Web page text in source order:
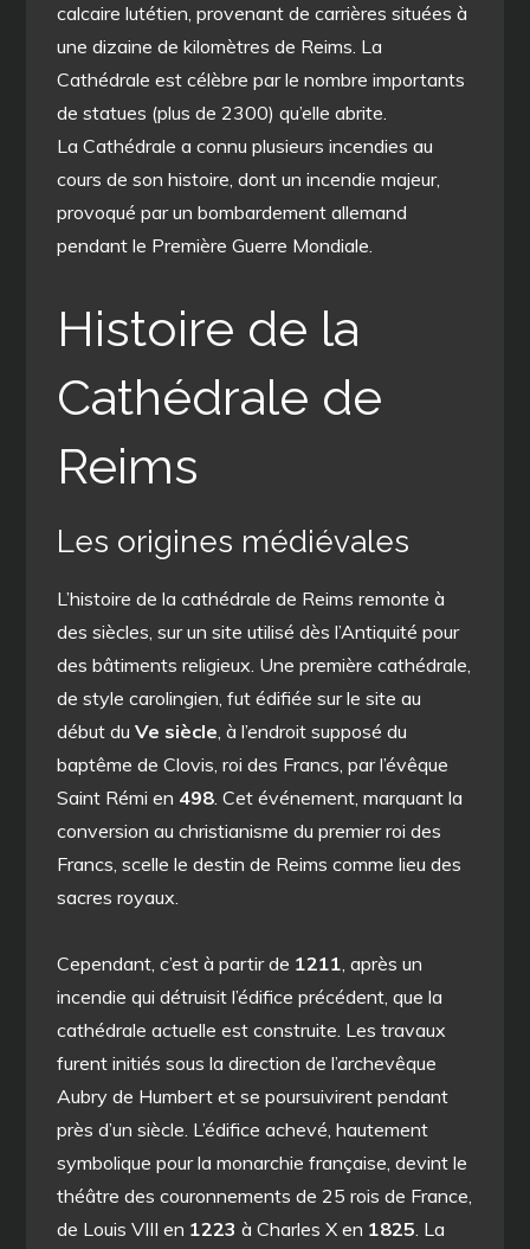
calcaire lutétien, provenant de carrières situées à
une dizaine de kilomètres de Reims. La
Cathédrale est célèbre par le nombre importants
de statues (plus de 2300) qu’elle abrite.
La Cathédrale a connu plusieurs incendies au
cours de son histoire, dont un incendie majeur,
provoqué par un bombardement allemand
pendant le Première Guerre Mondiale.
Histoire de la
Cathédrale de
Reims
Les origines médiévales
L’histoire de la cathédrale de Reims remonte à
des siècles, sur un site utilisé dès l’Antiquité pour
des bâtiments religieux. Une première cathédrale,
de style carolingien, fut édifiée sur le site au
début duVe siècle, à l’endroit supposé du
baptême de Clovis, roi des Francs, par l’évêque
Saint Rémi en 498. Cet événement, marquant la
conversion au christianisme du premier roi des
Francs, scelle le destin de Reims comme lieu des
sacres royaux.
Cependant, c’est à partir de 1211, après un
incendie qui détruisit l’édifice précédent, que la
cathédrale actuelle est construite. Les travaux
furent initiés sous la direction de l’archevêque
Aubry de Humbert et se poursuivirent pendant
près d’un siècle. L’édifice achevé, hautement
symbolique pour la monarchie française, devint le
théâtre des couronnements de 25 rois de France,
de Louis VIII en 1223 à Charles X en 1825. La